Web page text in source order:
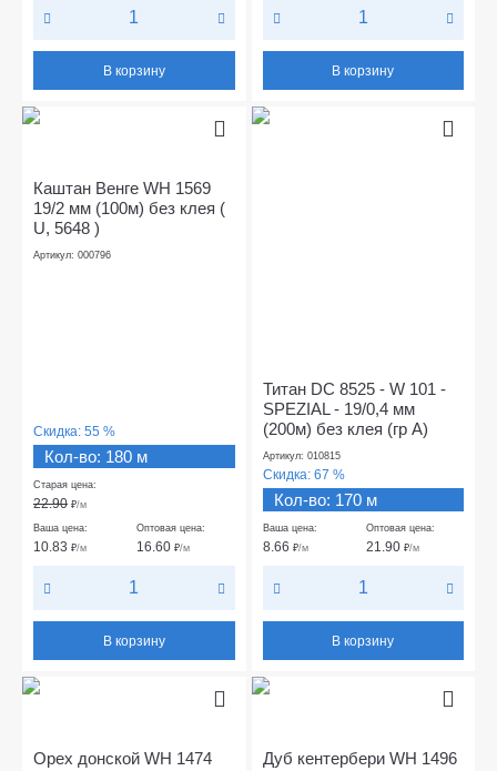
В корзину В корзину
Каштан Венге WH 1569
19/2 мм (100м) без клея (
U, 5648 )
Артикул: 000796
Скидка: 55 %
Кол-во: 180 м
Старая цена:
22.90 ₽/м
Ваша цена:
10.83 ₽/м
Оптовая цена:
16.60₽/м
В корзину
Титан DC 8525 - W 101 -
SPEZIAL - 19/0,4 мм
(200м) без клея (гр А)
Артикул: 010815
Скидка: 67 %
Кол-во: 170 м
Ваша цена:
8.66 ₽/м
Оптовая цена:
21.90 ₽/м
В корзину
Орех донской WH 1474
Дуб кентербери WH 1496